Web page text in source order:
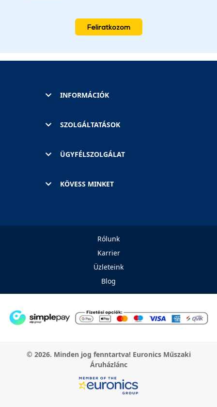
Feliratkozom
INFORMÁCIÓK
SZOLGÁLTATÁSOK
ÜGYFÉLSZOLGÁLAT
KÖVESS MINKET
Rólunk
Karrier
Üzleteink
Blog
© 2026. Minden jog fenntartva! Euronics Műszaki
Áruházlánc